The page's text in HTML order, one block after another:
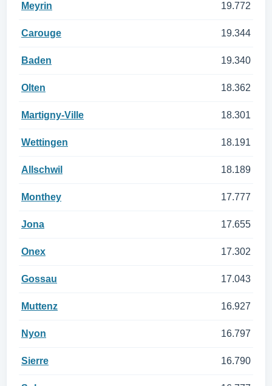
Meyrin 19.772
Carouge 19.344
Baden 19.340
Olten 18.362
Martigny-Ville 18.301
Wettingen 18.191
Allschwil 18.189
Monthey 17.777
Jona 17.655
Onex 17.302
Gossau 17.043
Muttenz 16.927
Nyon 16.797
Sierre 16.790